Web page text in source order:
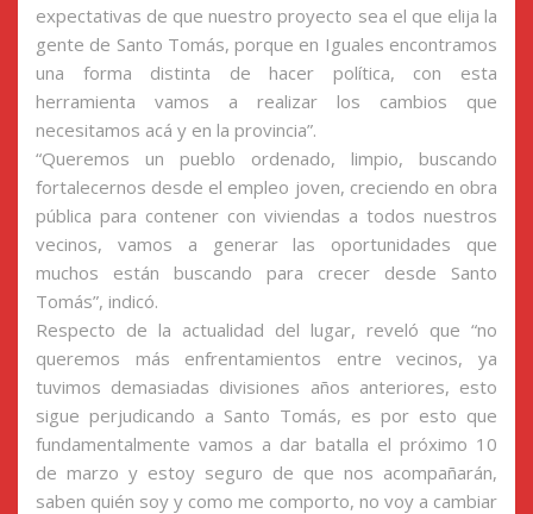
expectativas de que nuestro proyecto sea el que elija la
gente de Santo Tomás, porque en Iguales encontramos
una forma distinta de hacer política, con esta
herramienta vamos a realizar los cambios que
necesitamos acá y en la provincia”.
“Queremos un pueblo ordenado, limpio, buscando
fortalecernos desde el empleo joven, creciendo en obra
pública para contener con viviendas a todos nuestros
vecinos, vamos a generar las oportunidades que
muchos están buscando para crecer desde Santo
Tomás”, indicó.
Respecto de la actualidad del lugar, reveló que “no
queremos más enfrentamientos entre vecinos, ya
tuvimos demasiadas divisiones años anteriores, esto
sigue perjudicando a Santo Tomás, es por esto que
fundamentalmente vamos a dar batalla el próximo 10
de marzo y estoy seguro de que nos acompañarán,
saben quién soy y como me comporto, no voy a cambiar